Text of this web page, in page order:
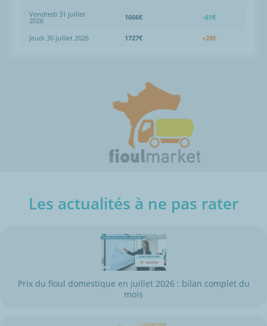
Vendredi 31 juillet
2026 1666€ -61€
Jeudi 30 juillet 2026 1727€ +28€
Les actualités à ne pas rater
Prix du fioul domestique en juillet 2026 : bilan complet du
mois